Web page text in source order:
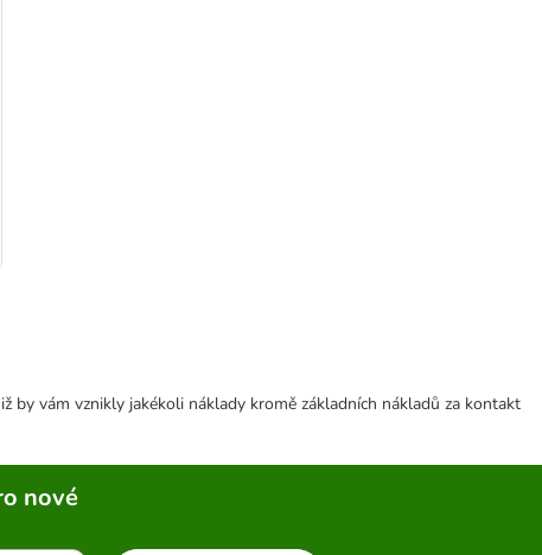
by vám vznikly jakékoli náklady kromě základních nákladů za kontakt
nové